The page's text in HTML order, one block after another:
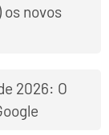
novos
2026: O